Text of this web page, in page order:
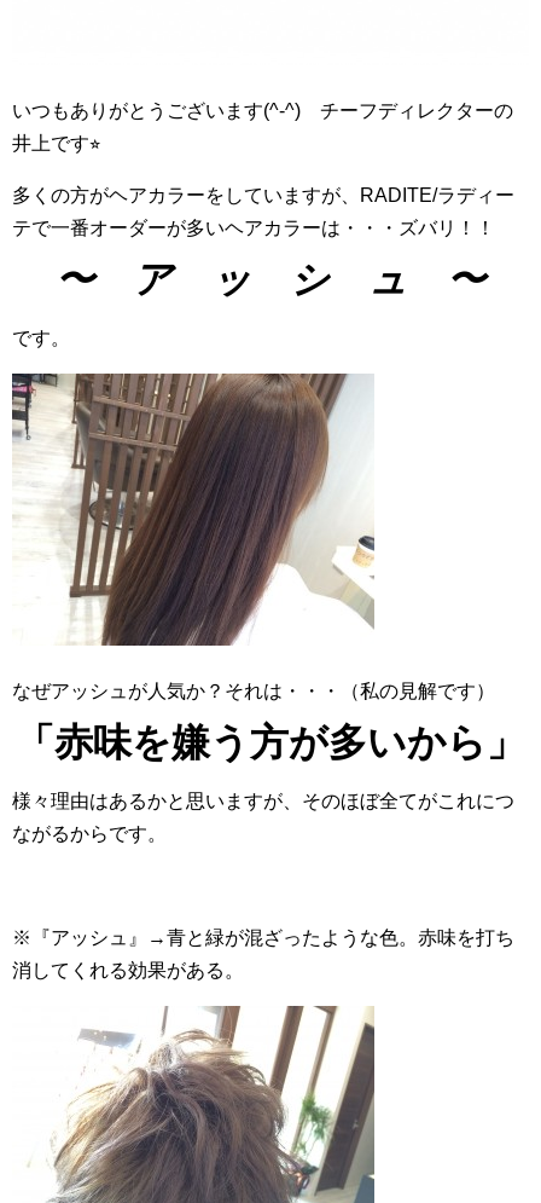
いつもありがとうございます(^-^) チーフディレクターの
井上です⭐︎
多くの方がヘアカラーをしていますが、RADITE/ラディー
テで一番オーダーが多いヘアカラーは・・・ズバリ！！
〜 ア ッ シ ュ 〜
です。
なぜアッシュが人気か？それは・・・（私の見解です）
「赤味を嫌う方が多いから」
様々理由はあるかと思いますが、そのほぼ全てがこれにつ
ながるからです。
※『アッシュ』→青と緑が混ざったような色。赤味を打ち
消してくれる効果がある。